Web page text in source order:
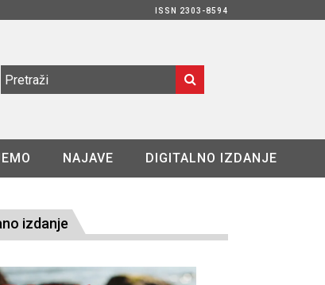
ISSN 2303-8594
NAJAVE DIGITALNO IZDANJE
izdanje